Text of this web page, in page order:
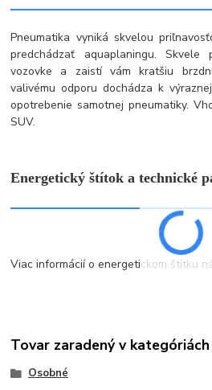
Pneumatika vyniká skvelou
predchádzať aquaplaningu.
vozovke a zaistí vám kratšiu
valivému odporu dochádza k
opotrebenie samotnej pneumatiky.
SUV.
Energetický štítok a technické
Viac informácií o energetickom štítku
Tovar zaradený v kategóriách
Osobné